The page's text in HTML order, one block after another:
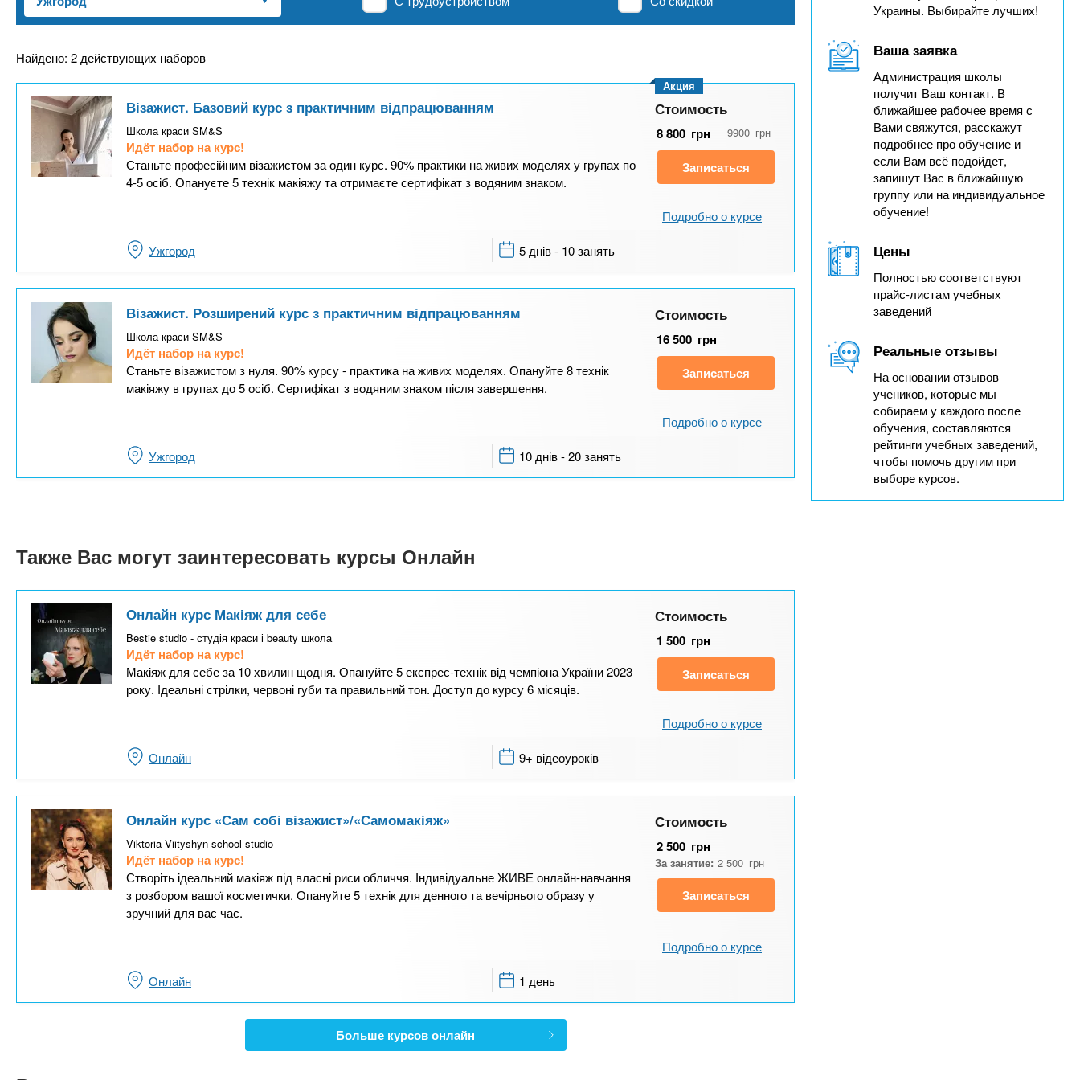
n
t
s
f
o
х
з
а
в
Найдено: 2 действующих наборов
Візажист. Базовий курс з практичним відпрацюванням
Школа краси SM&S
Идёт набор на курс!
Станьте професійним візажистом за один курс. 90% практики на живих моделях у групах по
4-5 осіб. Опануєте 5 технік макіяжу та отримаєте сертифікат з водяним знаком.
Акция
Стоимость
8 800 грн 9900 грн
Записаться
Подробно о курсе
Ужгород 5 днів - 10 занять
Візажист. Розширений курс з практичним відпрацюванням
Школа краси SM&S
Идёт набор на курс!
Станьте візажистом з нуля. 90% курсу - практика на живих моделях. Опануйте 8 технік
макіяжу в групах до 5 осіб. Сертифікат з водяним знаком після завершення.
Стоимость
16 500 грн
Записаться
Подробно о курсе
Ужгород 10 днів - 20 занять
Также Вас могут заинтересовать курсы Онлайн
Онлайн курс Макіяж для себе
Bestie studio - студія краси і beauty школа
Идёт набор на курс!
Макіяж для себе за 10 хвилин щодня. Опануйте 5 експрес-технік від чемпіона України 2023
року. Ідеальні стрілки, червоні губи та правильний тон. Доступ до курсу 6 місяців.
Стоимость
1 500 грн
Записаться
Подробно о курсе
Онлайн 9+ відеоуроків
Онлайн курс «Сам собі візажист»/«Самомакіяж»
Viktoria Viityshyn school studio
Идёт набор на курс!
Створіть ідеальний макіяж під власні риси обличчя. Індивідуальне ЖИВЕ онлайн-навчання
з розбором вашої косметички. Опануйте 5 технік для денного та вечірнього образу у
зручний для вас час.
Стоимость
2 500 грн
За занятие: 2 500 грн
Записаться
Подробно о курсе
Онлайн 1 день
Больше курсов онлайн
Украины. Выбирайте лучших!
Ваша заявка
Администрация школы
получит Ваш контакт. В
ближайшее рабочее время с
Вами свяжутся, расскажут
подробнее про обучение и
если Вам всё подойдет,
запишут Вас в ближайшую
группу или на индивидуальное
обучение!
Цены
Полностью соответствуют
прайс-листам учебных
заведений
Реальные отзывы
На основании отзывов
учеников, которые мы
собираем у каждого после
обучения, составляются
рейтинги учебных заведений,
чтобы помочь другим при
выборе курсов.